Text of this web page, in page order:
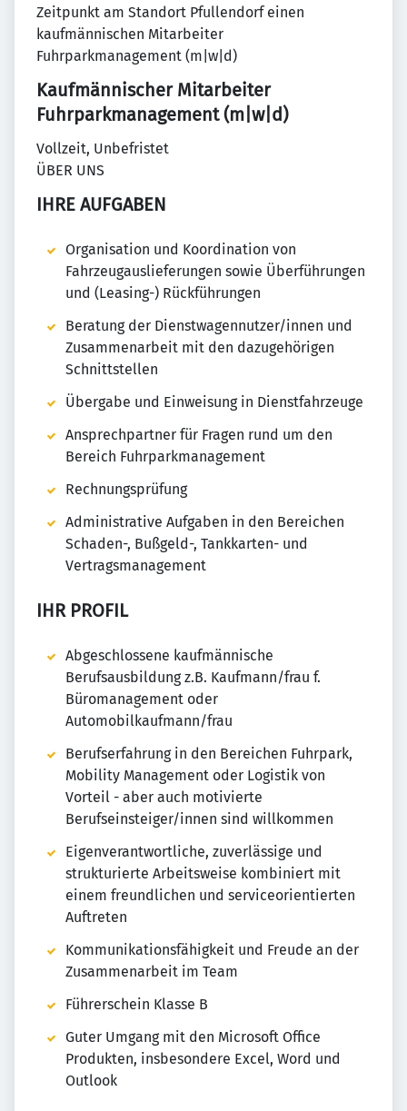
Zeitpunkt am Standort Pfullendorf einen
kaufmännischen Mitarbeiter
Fuhrparkmanagement (m|w|d)
Kaufmännischer Mitarbeiter
Fuhrparkmanagement (m|w|d)
Vollzeit, Unbefristet
ÜBER UNS
IHRE AUFGABEN
Organisation und Koordination von
Fahrzeugauslieferungen sowie Überführungen
und (Leasing-) Rückführungen
Beratung der Dienstwagennutzer/innen und
Zusammenarbeit mit den dazugehörigen
Schnittstellen
Übergabe und Einweisung in Dienstfahrzeuge
Ansprechpartner für Fragen rund um den
Bereich Fuhrparkmanagement
Rechnungsprüfung
Administrative Aufgaben in den Bereichen
Schaden-, Bußgeld-, Tankkarten- und
Vertragsmanagement
IHR PROFIL
Abgeschlossene kaufmännische
Berufsausbildung z.B. Kaufmann/frau f.
Büromanagement oder
Automobilkaufmann/frau
Berufserfahrung in den Bereichen Fuhrpark,
Mobility Management oder Logistik von
Vorteil - aber auch motivierte
Berufseinsteiger/innen sind willkommen
Eigenverantwortliche, zuverlässige und
strukturierte Arbeitsweise kombiniert mit
einem freundlichen und serviceorientierten
Auftreten
Kommunikationsfähigkeit und Freude an der
Zusammenarbeit im Team
Führerschein Klasse B
Guter Umgang mit den Microsoft Office
Produkten, insbesondere Excel, Word und
Outlook